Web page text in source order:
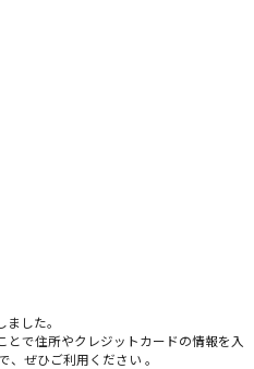
した。
で住所やクレジットカードの情報を入
ぜひご利用ください 。